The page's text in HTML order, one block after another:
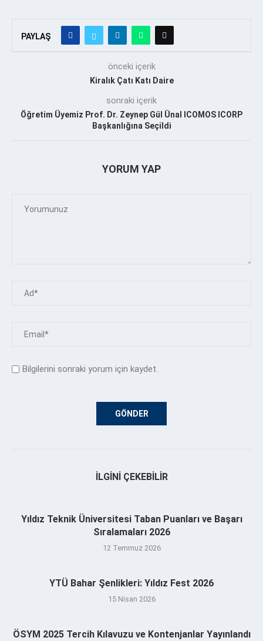
PAYLAŞ
önceki içerik
Kiralık Çatı Katı Daire
sonraki içerik
Öğretim Üyemiz Prof. Dr. Zeynep Gül Ünal ICOMOS ICORP
Başkanlığına Seçildi
YORUM YAP
Bilgilerini sonraki yorum için kaydet.
İLGINI ÇEKEBILIR
Yıldız Teknik Üniversitesi Taban Puanları ve Başarı
Sıralamaları 2026
12 Temmuz 2026
YTÜ Bahar Şenlikleri: Yıldız Fest 2026
15 Nisan 2026
ÖSYM 2025 Tercih Kılavuzu ve Kontenjanlar Yayınlandı